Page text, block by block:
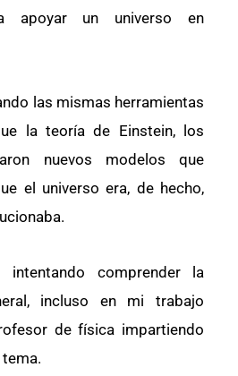
apoyar un universo en
las mismas herramientas
la teoría de Einstein, los
nuevos modelos que
el universo era, de hecho,
intentando comprender la
incluso en mi trabajo
de física impartiendo